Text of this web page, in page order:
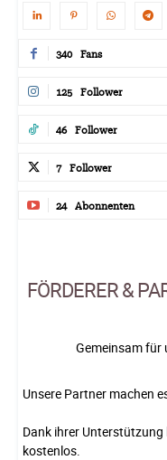
340 Fans
125 Follower
46 Follower
7 Follower
24 Abonnenten
FÖRDERER &
Gemeinsam
Unsere Partner machen
Dank ihrer
kostenlos.